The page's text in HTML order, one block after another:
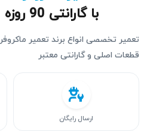
با گارانتی 90 روزه
تعمیر تخصصی انواع برند تعمیر
قطعات اصلی و گارانتی معتبر
ارسال رایگان